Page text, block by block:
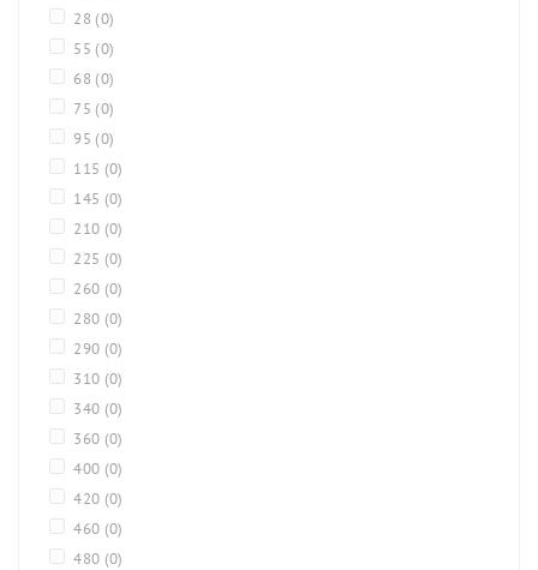
28 (0)
55 (0)
68 (0)
75 (0)
95 (0)
115 (0)
145 (0)
210 (0)
225 (0)
260 (0)
280 (0)
290 (0)
310 (0)
340 (0)
360 (0)
400 (0)
420 (0)
460 (0)
480 (0)